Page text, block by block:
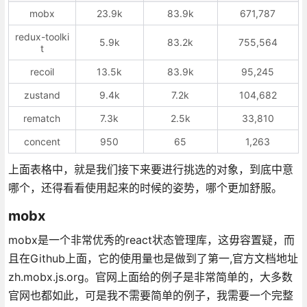
mobx 23.9k 83.9k
671,787
redux-toolki
t
5.9k 83.2k 755,564
recoil 13.5k 83.9k
95,245
zustand
9.4k 7.2k
104,682
rematch
7.3k 2.5k
33,810
concent
950 65 1,263
上面表格中，就是我们接下来要进行挑选的对象，到底中意
哪个，还得看看使用起来的时候的姿势，哪个更加舒服。
mobx
mobx是一个非常优秀的react状态管理库，这毋容置疑，而
且在Github上面，它的使用量也是做到了第一,官方文档地址
zh.mobx.js.org。官网上面给的例子是非常简单的，大多数
官网也都如此，可是我不需要简单的例子，我需要一个完整